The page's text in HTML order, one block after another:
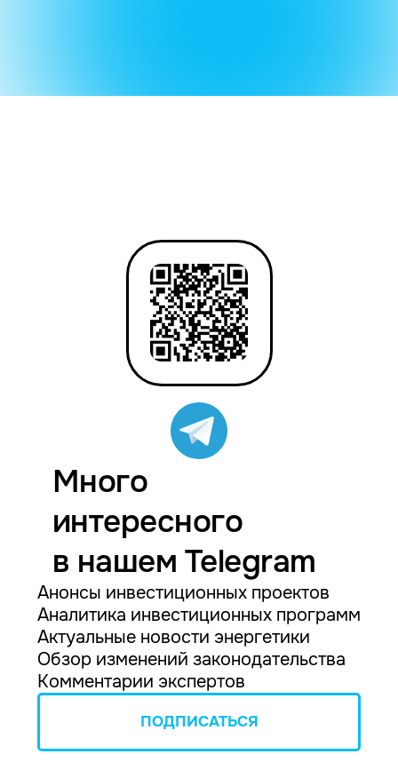
Много
интересного
в нашем Telegram
Анонсы инвестиционных проектов
Аналитика инвестиционных программ
Актуальные новости энергетики
Обзор изменений законодательства
Комментарии экспертов
ПОДПИСАТЬСЯ